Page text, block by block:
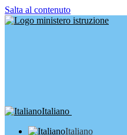
Salta al contenuto
Italiano
Italiano